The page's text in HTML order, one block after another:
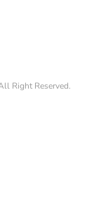
Right Reserved.